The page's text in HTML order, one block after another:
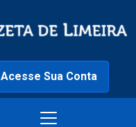
Acesse Sua Conta